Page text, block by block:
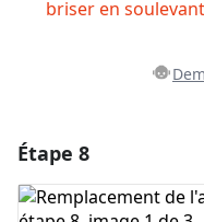
briser en
Ajouter un
Étape 8